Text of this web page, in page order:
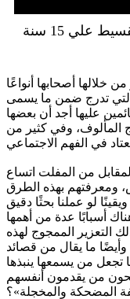
خلالها أصحابها أنواعًا
تدرج ضمن ما يسمى
عليها أجد أن بعضها
المألوف، وفي كثير من
من المفلت اتساع
ومعرفتهم بهذه الطرق
لو عملنا بحثًا دقيق
أسبابًا عدة من أهمها
التعزير الممجوج لهذه
وأيضًا ما يقال من قصائد
من يسمعها ينبذها
من يقدمون أنفسهم